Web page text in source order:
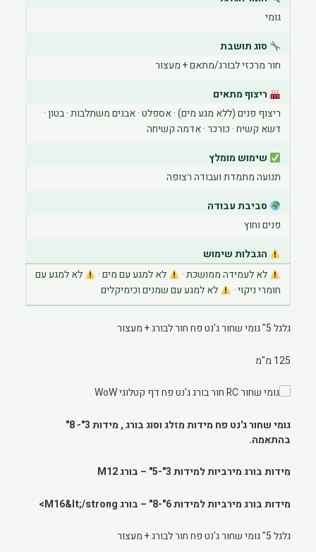
הוסף קו תחתון לקישורים
סמן קישורים
לאפס את כל האפשרויות
cached
גומי
סוג תושבת
חור מרכזי לבורג/מתאם + מעצור
ריצוף מתאים
ריצוף פנים (ללא מגע מים) · אספלט · אבנים משתלבות · בטון ·
דשא קשיח · כורכר · אדמה קשיחה
שימוש מומלץ
תנועה מתמדת ועבודה רצופה
סביבת עבודה
פנים וחוץ
הגבלות שימוש
לא לעמידה ממושכת ·
לא למגע עם מים ·
לא למגע עם
חומרי ניקוי ·
לא למגע עם שמנים וכימיקלים
גלגל 5" גומי שחור ג'נט פח חור לבורג + מעצור
125 מ"מ
גומי שחור ג'נט פח מידות מזלג וסוג בורג , מידות 3"- 8"
בהתאמה.
מידות בורג מירביות למידות 3"-5" – בורג M12
מידות בורג מירביות למידות 6"-8" – בורג M16&lt;/strong>
גלגל 5" גומי שחור ג'נט פח חור לבורג + מעצור